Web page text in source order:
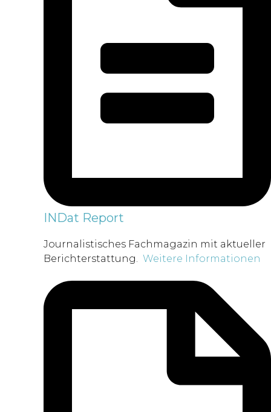
INDat Report
Journalistisches Fachmagazin mit aktueller
Berichterstattung. Weitere Informationen